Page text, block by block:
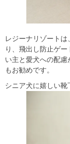
レジーナリゾートは
り、飛出し防止ゲ
い主と愛犬への配
もお勧めです。
シニア犬に嬉しい靴